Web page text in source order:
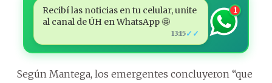
Recibí las noticias en tu celular, unite
al canal de ÚH en WhatsApp 🤩
13:15✓✓
1
Según Mantega, los emergentes concluyeron “que